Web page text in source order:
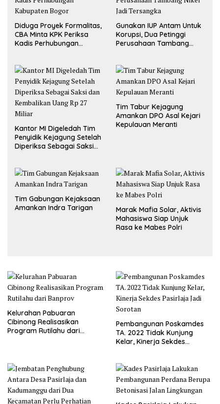
Diduga Proyek Formalitas,
CBA Minta KPK Periksa
Kadis Perhubungan
Gunakan IUP Antam Untuk
Korupsi, Dua Petinggi
Perusahaan Tambang
Kantor MI Digeledah Tim
Penyidik Kejagung Setelah
Diperiksa Sebagai Saksi
Tim Tabur Kejagung
Amankan DPO Asal Kejari
Kepulauan Meranti
Tim Gabungan Kejaksaan
Marak Mafia Solar, Aktivis
Mahasiswa Siap Unjuk
Rasa ke Mabes Polri
Kelurahan Pabuaran
Cibinong Realisasikan
Program Rutilahu dari
Pembangunan Poskamdes
TA. 2022 Tidak Kunjung
Kelar, Kinerja Sekdes